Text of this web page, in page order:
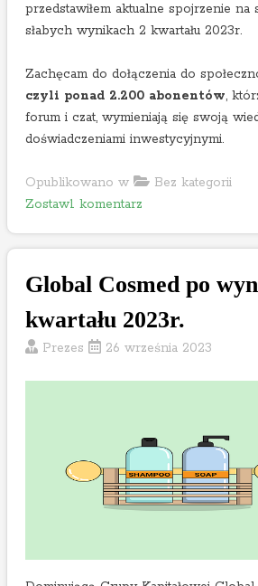
t
a
u
2
0
2
r
.
przedstawiłem aktualne spojrzenie na
słabych wynikach 2 kwartału 2023r.
Zachęcam do dołączenia do
czyli ponad 2.200 abonentów,
forum i czat, wymieniają się swoją
doświadczeniami inwestycyjnymi.
Opublikowano w
Bez kategorii
Zostaw1 komentarzo
E
r
o
e
l
w
n
i
Global Cosmed po
kwartału 2023r.
Prezes 26 września 2023